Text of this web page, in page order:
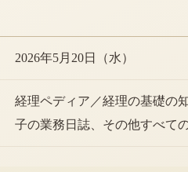
2026年5月20日（水）
経理ペディア／経理の基礎の
子の業務日誌、その他すべて